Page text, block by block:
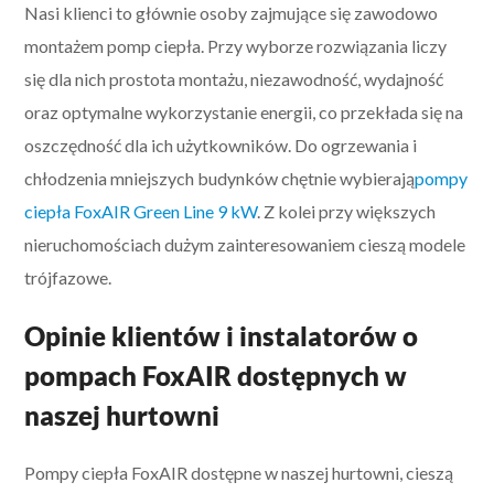
Nasi klienci to głównie osoby zajmujące się zawodowo
montażem pomp ciepła. Przy wyborze rozwiązania liczy
się dla nich prostota montażu, niezawodność, wydajność
oraz optymalne wykorzystanie energii, co przekłada się na
oszczędność dla ich użytkowników. Do ogrzewania i
chłodzenia mniejszych budynków chętnie wybierająpompy
ciepła FoxAIR Green Line 9 kW. Z kolei przy większych
nieruchomościach dużym zainteresowaniem cieszą modele
trójfazowe.
Opinie klientów i instalatorów o
pompach FoxAIR dostępnych w
naszej hurtowni
Pompy ciepła FoxAIR dostępne w naszej hurtowni, cieszą